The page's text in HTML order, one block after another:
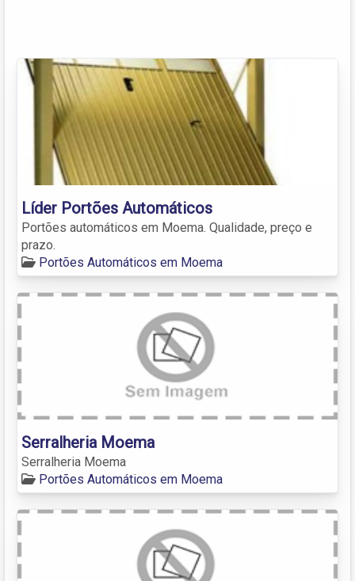
Líder Portões Automáticos
Portões automáticos em Moema. Qualidade, preço e
prazo.
Portões Automáticos em Moema
Serralheria Moema
Serralheria Moema
Portões Automáticos em Moema